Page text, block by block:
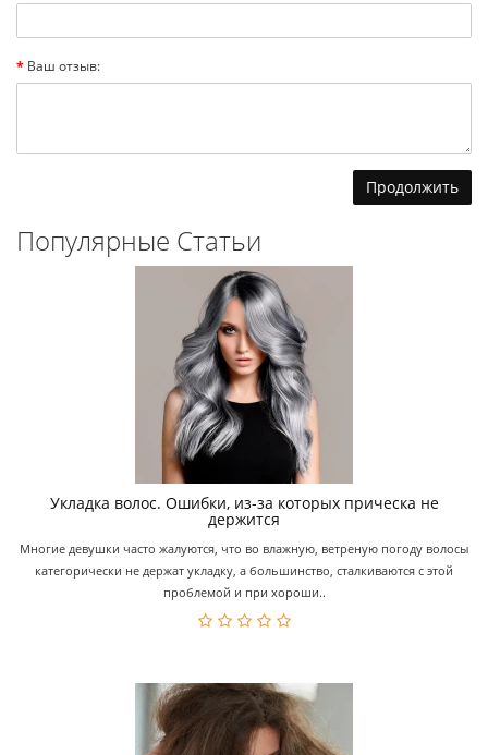
Ваш отзыв:
Продолжить
Популярные Статьи
Укладка волос. Ошибки, из-за которых прическа не
держится
Многие девушки часто жалуются, что во влажную, ветреную погоду волосы
категорически не держат укладку, а большинство, сталкиваются с этой
проблемой и при хороши..